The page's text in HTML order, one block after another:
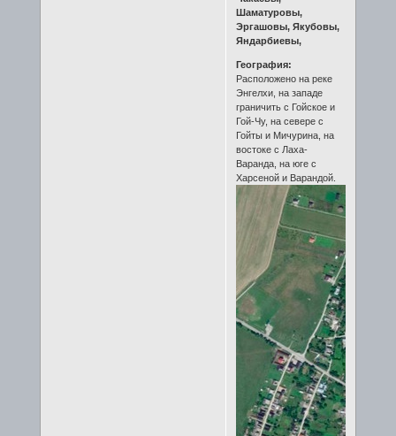
Шаматуровы,
Эргашовы, Якубовы,
Яндарбиевы,
География:
Расположено на реке
Энгелхи, на западе
граничить с Гойское и
Гой-Чу, на севере с
Гойты и Мичурина, на
востоке с Лаха-
Варанда, на юге с
Харсеной и Варандой.